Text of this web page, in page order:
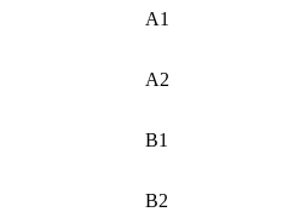
A1
A2
B1
B2